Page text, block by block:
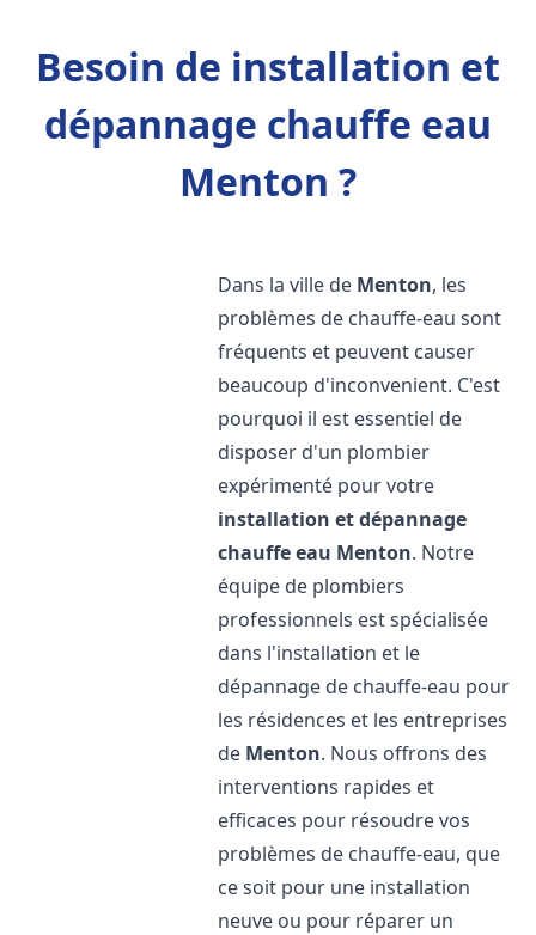
Besoin de installation et
dépannage chauffe eau
Menton ?
Dans la ville de Menton, les
problèmes de chauffe-eau sont
fréquents et peuvent causer
beaucoup d'inconvenient. C'est
pourquoi il est essentiel de
disposer d'un plombier
expérimenté pour votre
installation et dépannage
chauffe eau Menton. Notre
équipe de plombiers
professionnels est spécialisée
dans l'installation et le
dépannage de chauffe-eau pour
les résidences et les entreprises
de Menton. Nous offrons des
interventions rapides et
efficaces pour résoudre vos
problèmes de chauffe-eau, que
ce soit pour une installation
neuve ou pour réparer un